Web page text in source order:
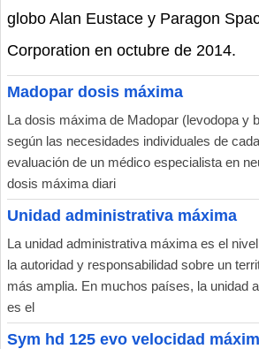
globo Alan Eustace y Paragon
Corporation en octubre de 2014.
Madopar dosis máxima
La dosis máxima de Madopar (levodopa y
según las necesidades individuales de
evaluación de un médico especialista en
dosis máxima diari
Unidad administrativa máxima
La unidad administrativa máxima es el
la autoridad y responsabilidad sobre un
más amplia. En muchos países, la unidad
es el
Sym hd 125 evo velocidad